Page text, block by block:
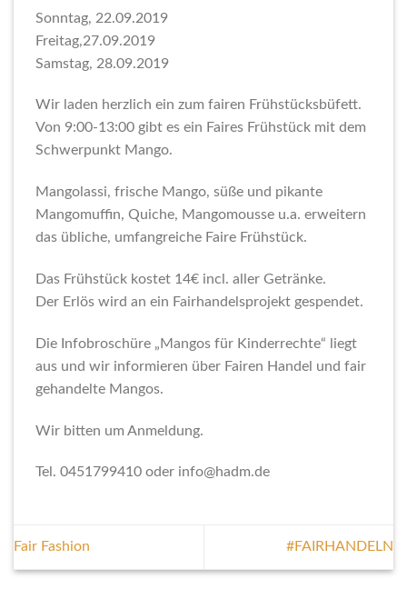
Sonntag, 22.09.2019
Freitag,27.09.2019
Samstag, 28.09.2019
Wir laden herzlich ein zum fairen Frühstücksbüfett.
Von 9:00-13:00 gibt es ein Faires Frühstück mit dem
Schwerpunkt Mango.
Mangolassi, frische Mango, süße und pikante
Mangomuffin, Quiche, Mangomousse u.a. erweitern
das übliche, umfangreiche Faire Frühstück.
Das Frühstück kostet 14€ incl. aller Getränke.
Der Erlös wird an ein Fairhandelsprojekt gespendet.
Die Infobroschüre „Mangos für Kinderrechte“ liegt
aus und wir informieren über Fairen Handel und fair
gehandelte Mangos.
Wir bitten um Anmeldung.
Tel. 0451799410 oder info@hadm.de
Fair Fashion #FAIRHANDELN